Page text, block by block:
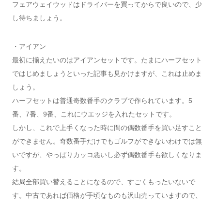
フェアウェイウッドはドライバーを買ってからで良いので、少
し待ちましょう。
・アイアン
最初に揃えたいのはアイアンセットです。たまにハーフセット
ではじめましょうといった記事も見かけますが、これは止めま
しょう。
ハーフセットは普通奇数番手のクラブで作られています。5
番、7番、9番、これにウエッジを入れたセットです。
しかし、これで上手くなった時に間の偶数番手を買い足すこと
ができません。奇数番手だけでもゴルフができないわけでは無
いですが、やっぱりカッコ悪いし必ず偶数番手も欲しくなりま
す。
結局全部買い替えることになるので、すごくもったいないで
す。中古であれば価格が手頃なものも沢山売っていますので、